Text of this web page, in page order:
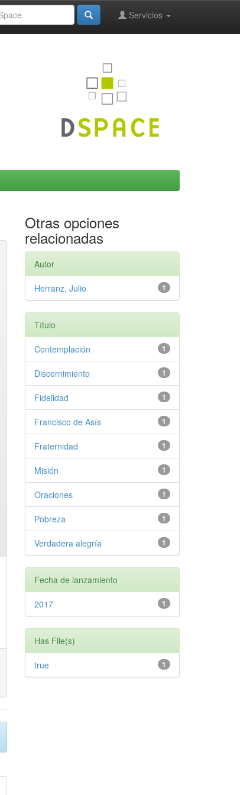
Servicios
Otras opciones
relacionadas
Autor
1
Herranz, Julio
Título
1
Contemplación
1
Discernimiento
1
Fidelidad
1
Francisco de Asís
1
Fraternidad
1
Misión
1
Oraciones
1
Pobreza
1
Verdadera alegría
Fecha de lanzamiento
1
2017
Has File(s)
1
true